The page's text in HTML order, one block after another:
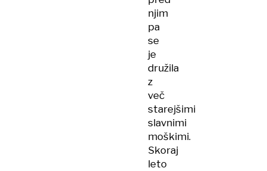
njim
pa
se
je
družila
z
več
starejšimi
slavnimi
moškimi.
Skoraj
leto